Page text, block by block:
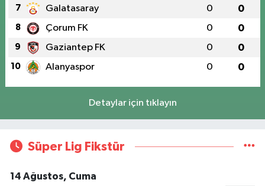
7 Galatasaray 0 0
8 Çorum FK 0 0
9 Gaziantep FK 0 0
10 Alanyaspor 0 0
Detaylar için tıklayın
Süper Lig Fikstür
14 Ağustos, Cuma